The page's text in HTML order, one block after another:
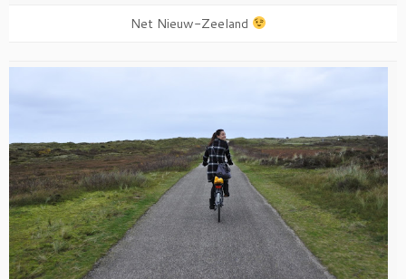
Net Nieuw-Zeeland